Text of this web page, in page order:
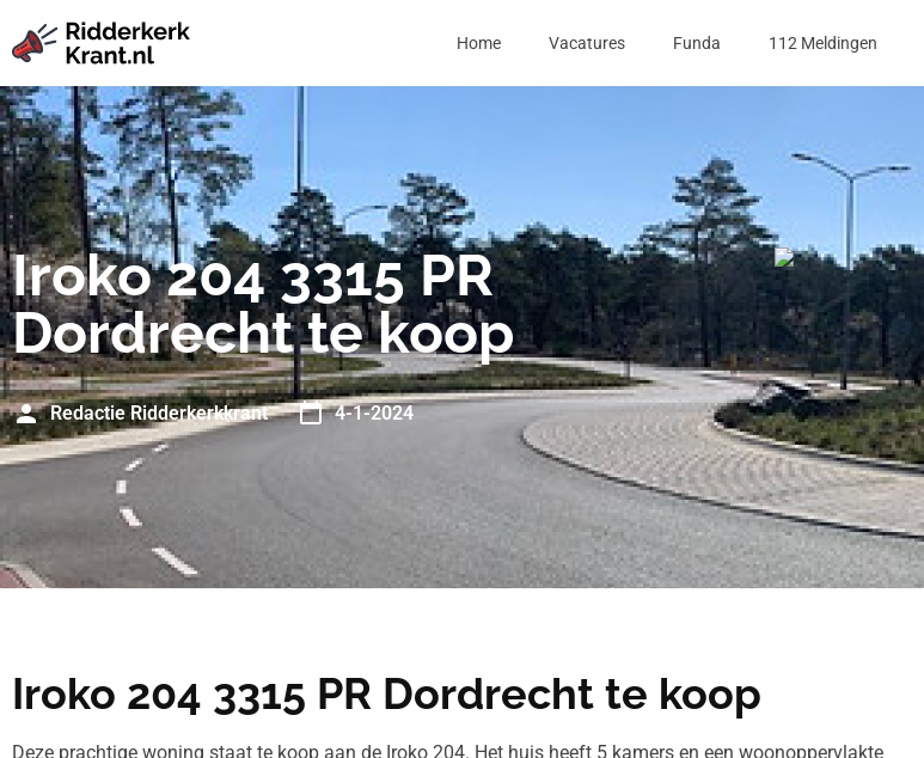
Home Vacatures Funda 112 Meldingen
Iroko 204 3315 PR
Dordrecht te koop
Redactie Ridderkerkkrant 4-1-2024
Iroko 204 3315 PR Dordrecht te koop
Deze prachtige woning staat te koop aan de Iroko 204. Het huis heeft 5 kamers en een woonoppervlakte